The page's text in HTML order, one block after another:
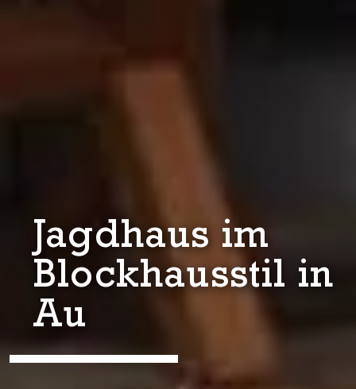
Jagdhaus im
Blockhausstil in
Au